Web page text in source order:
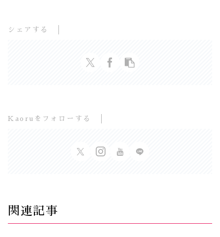
シェアする
Kaoruをフォローする
関連記事